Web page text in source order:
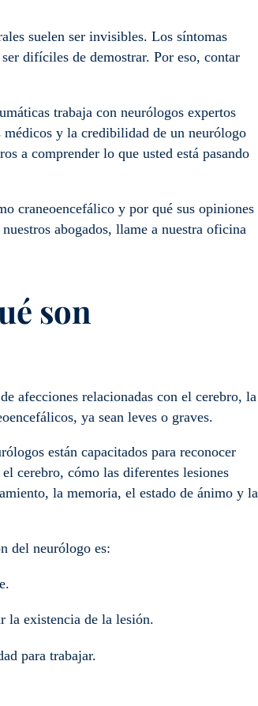
suelen ser invisibles. Los síntomas
difíciles de demostrar. Por eso, contar
trabaja con neurólogos expertos
y la credibilidad de un neurólogo
a comprender lo que usted está pasando
craneoencefálico y por qué sus opiniones
abogados, llame a nuestra oficina
son
afecciones relacionadas con el cerebro, la
ya sean leves o graves.
están capacitados para reconocer
cerebro, cómo las diferentes lesiones
la memoria, el estado de ánimo y la
del neurólogo es:
la existencia de la lesión.
para trabajar.